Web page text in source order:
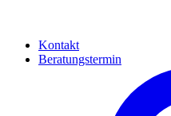
Kontakt
Beratungstermin